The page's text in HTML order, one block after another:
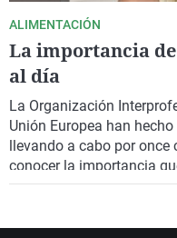
ALIMENTACIÓN
La importancia
al día
La Organización
Unión Europea han
llevando a cabo por once
conocer la importancia
provengan de Europa. Se